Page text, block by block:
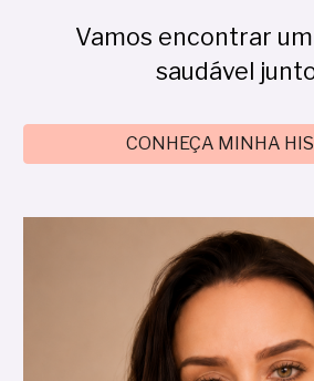
Vamos encontrar
saudável
CONHEÇA MINHA